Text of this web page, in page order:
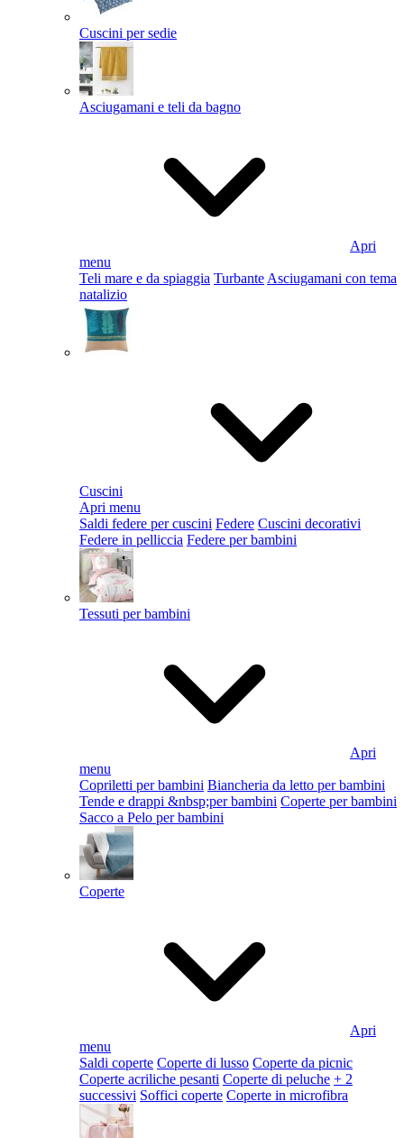
Cuscini per sedie
Asciugamani e teli da bagno
Apri
menu
Teli mare e da spiaggia Turbante Asciugamani con tema
natalizio
Cuscini
Apri menu
Saldi federe per cuscini Federe Cuscini decorativi
Federe in pelliccia Federe per bambini
Tessuti per bambini
Apri
menu
Copriletti per bambini Biancheria da letto per bambini
Tende e drappi &nbsp;per bambini Coperte per bambini
Sacco a Pelo per bambini
Coperte
Apri
menu
Saldi coperte Coperte di lusso Coperte da picnic
Coperte acriliche pesanti Coperte di peluche + 2
successivi Soffici coperte Coperte in microfibra